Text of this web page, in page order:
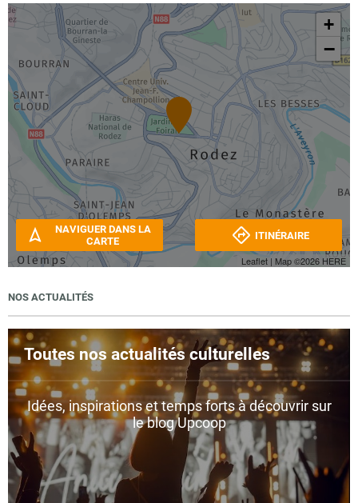
+
−
Leaflet | Map ©2026 HERE
NAVIGUER DANS LA
CARTE
ITINÉRAIRE
NOS ACTUALITÉS
Toutes nos actualités culturelles
Idées, inspirations et temps forts à découvrir sur
le blog Upcoop